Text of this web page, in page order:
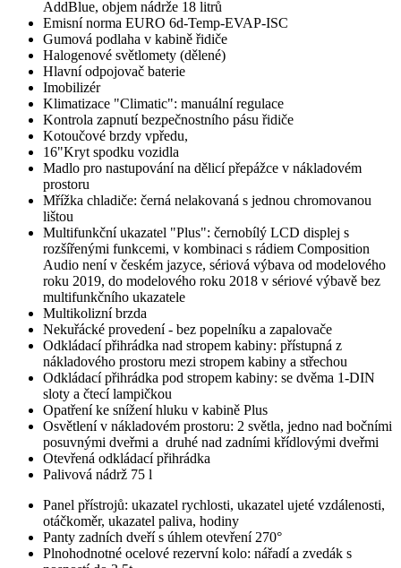
AddBlue, objem nádrže 18 litrů
Emisní norma EURO 6d-Temp-EVAP-ISC
Gumová podlaha v kabině řidiče
Halogenové světlomety (dělené)
Hlavní odpojovač baterie
Imobilizér
Klimatizace "Climatic": manuální regulace
Kontrola zapnutí bezpečnostního pásu řidiče
Kotoučové brzdy vpředu,
16"Kryt spodku vozidla
Madlo pro nastupování na dělicí přepážce v nákladovém
prostoru
Mřížka chladiče: černá nelakovaná s jednou chromovanou
lištou
Multifunkční ukazatel "Plus": černobílý LCD displej s
rozšířenými funkcemi, v kombinaci s rádiem Composition
Audio není v českém jazyce, sériová výbava od modelového
roku 2019, do modelového roku 2018 v sériové výbavě bez
multifunkčního ukazatele
Multikolizní brzda
Nekuřácké provedení - bez popelníku a zapalovače
Odkládací přihrádka nad stropem kabiny: přístupná z
nákladového prostoru mezi stropem kabiny a střechou
Odkládací přihrádka pod stropem kabiny: se dvěma 1-DIN
sloty a čtecí lampičkou
Opatření ke snížení hluku v kabině Plus
Osvětlení v nákladovém prostoru: 2 světla, jedno nad bočními
posuvnými dveřmi a druhé nad zadními křídlovými dveřmi
Otevřená odkládací přihrádka
Palivová nádrž 75 l
Panel přístrojů: ukazatel rychlosti, ukazatel ujeté vzdálenosti,
otáčkoměr, ukazatel paliva, hodiny
Panty zadních dveří s úhlem otevření 270°
Plnohodnotné ocelové rezervní kolo: nářadí a zvedák s